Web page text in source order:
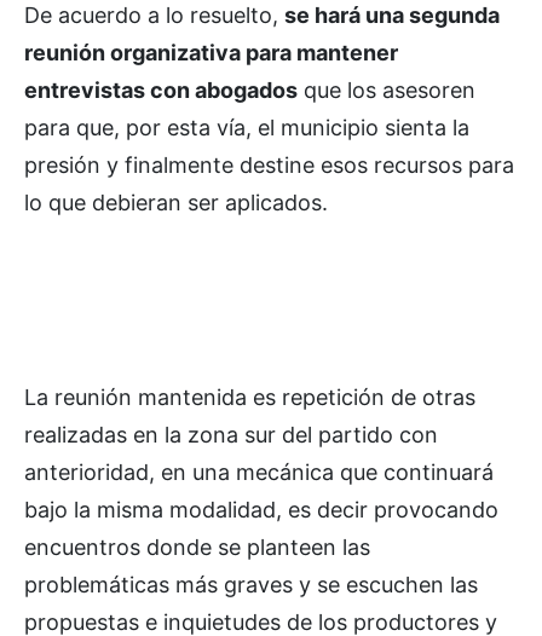
De acuerdo a lo resuelto, se hará una segunda
reunión organizativa para mantener
entrevistas con abogados que los asesoren
para que, por esta vía, el municipio sienta la
presión y finalmente destine esos recursos para
lo que debieran ser aplicados.
La reunión mantenida es repetición de otras
realizadas en la zona sur del partido con
anterioridad, en una mecánica que continuará
bajo la misma modalidad, es decir provocando
encuentros donde se planteen las
problemáticas más graves y se escuchen las
propuestas e inquietudes de los productores y